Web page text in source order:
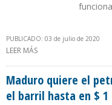
PUBLICADO: 03 de julio de 2020
LEER MÁS
LEGISLACIÓN
Maduro quiere el
el barril hasta en $